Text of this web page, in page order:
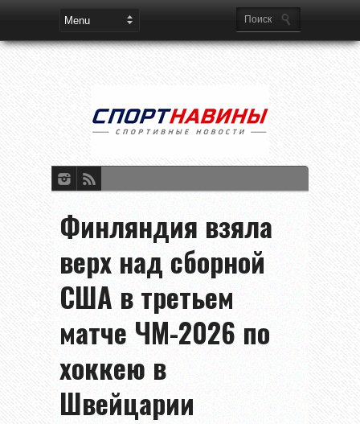
Финляндия взяла
верх над сборной
США в третьем
матче ЧМ-2026 по
хоккею в
Швейцарии